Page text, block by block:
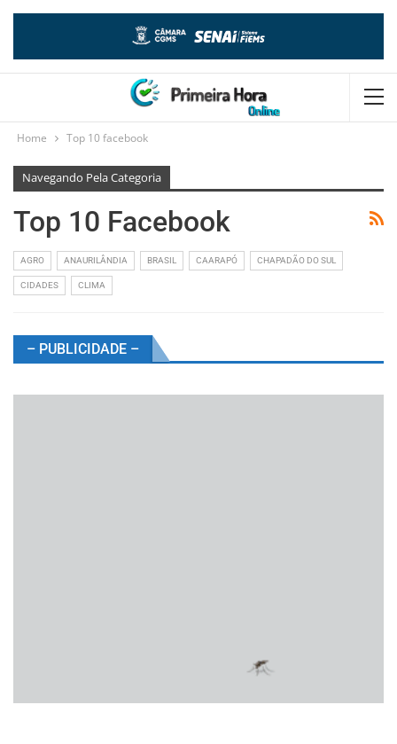
Home Top 10 facebook
Navegando Pela Categoria
Top 10 Facebook
AGRO ANAURILÂNDIA BRASIL CAARAPÓ CHAPADÃO DO SUL
CIDADES CLIMA
– PUBLICIDADE –